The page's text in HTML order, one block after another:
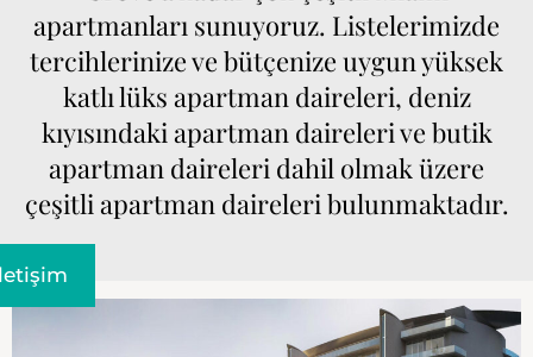
apartmanları sunuyoruz. Listelerimizde
tercihlerinize ve bütçenize uygun yüksek
katlı lüks apartman daireleri, deniz
kıyısındaki apartman daireleri ve butik
apartman daireleri dahil olmak üzere
çeşitli apartman daireleri bulunmaktadır.